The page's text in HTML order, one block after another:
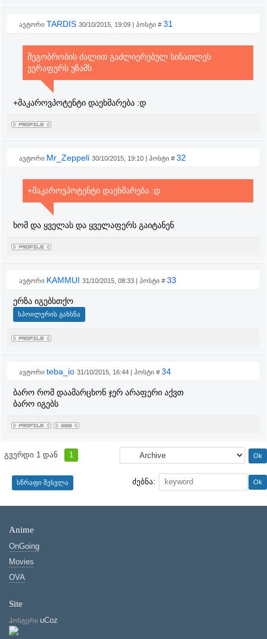
ავტორი TARDIS 30/10/2015, 19:09 | პოსტი # 31
მეგობრობის ძალით გაძლიერებულ სინათლეს
ვერაფერს უზამს
+მაკაროვპოტენტი დაეხმარება :დ
ავტორი Mr_Zeppeli 30/10/2015, 19:10 | პოსტი # 32
+მაკაროვპოტენტი დაეხმარება :დ
ხომ და ყველას და ყველაფერს გაიტანენ
ავტორი KAMMUI 31/10/2015, 08:33 | პოსტი # 33
ერზა იგებსთქო
ავტორი teba_io 31/10/2015, 16:44 | პოსტი # 34
ბარო რომ დაამარცხონ ჯერ არაფერი აქვთ
ბარო იგებს
გვერდი 1 დან 1
ძებნა:
Anime
OnGoing
Movies
OVA
Site
ჰოსტერი uCoz